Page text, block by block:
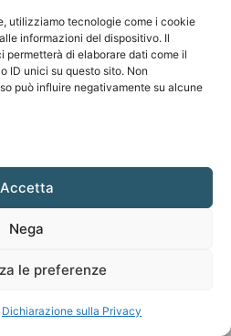
utilizziamo tecnologie come i cookie
informazioni del dispositivo. Il
permetterà di elaborare dati come il
ID unici su questo sito. Non
può influire negativamente su alcune
Accetta
Nega
le preferenze
Dichiarazione sulla Privacy